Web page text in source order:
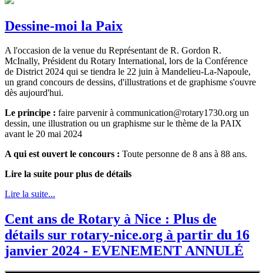
Dessine-moi la Paix
A l'occasion de la venue du Représentant de R. Gordon R.
McInally, Président du Rotary International, lors de la Conférence
de District 2024 qui se tiendra le 22 juin à Mandelieu-La-Napoule,
un grand concours de dessins, d'illustrations et de graphisme s'ouvre
dès aujourd'hui.
Le principe : faire parvenir à communication@rotary1730.org un
dessin, une illustration ou un graphisme sur le thème de la PAIX
avant le 20 mai 2024
A qui est ouvert le concours : Toute personne de 8 ans à 88 ans.
Lire la suite pour plus de détails
Lire la suite...
Cent ans de Rotary à Nice : Plus de
détails sur rotary-nice.org à partir du 16
janvier 2024 - EVENEMENT ANNULÉ